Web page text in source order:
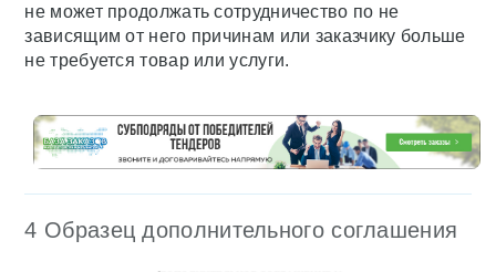
не может продолжать сотрудничество по не
зависящим от него причинам или заказчику больше
не требуется товар или услуги.
4 Образец дополнительного соглашения